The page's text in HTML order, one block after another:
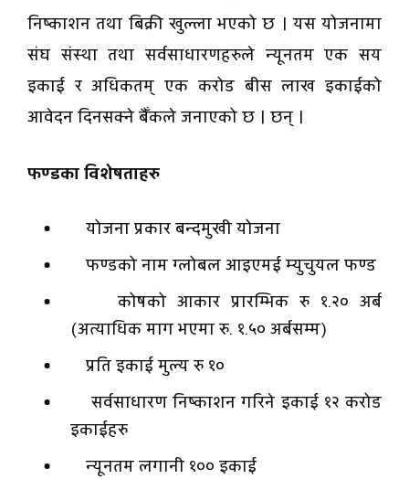
निष्काशन तथा बिक्री खुल्ला भएको छ । यस योजनामा
संघ संस्था तथा सर्वसाधारणहरुले न्यूनतम एक सय
इकाई र अधिकतम् एक करोड बीस लाख इकाईको
आवेदन दिनसक्ने बैँकले जनाएको छ । छन् ।
फण्डका विशेषताहरु
योजना प्रकार बन्दमुखी योजना
फण्डको नाम ग्लोबल आइएमई म्युचुयल फण्ड
कोषको आकार प्रारम्भिक रु १.२० अर्ब
(अत्याधिक माग भएमा रु. १.५० अर्बसम्म)
प्रति इकाई मुल्य रु १०
सर्वसाधारण निष्काशन गरिने इकाई १२ करोड
इकाईहरु
न्यूनतम लगानी १०० इकाई